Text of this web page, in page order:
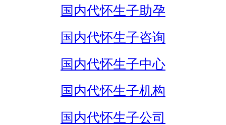
国内代怀生子助孕
国内代怀生子咨询
国内代怀生子中心
国内代怀生子机构
国内代怀生子公司